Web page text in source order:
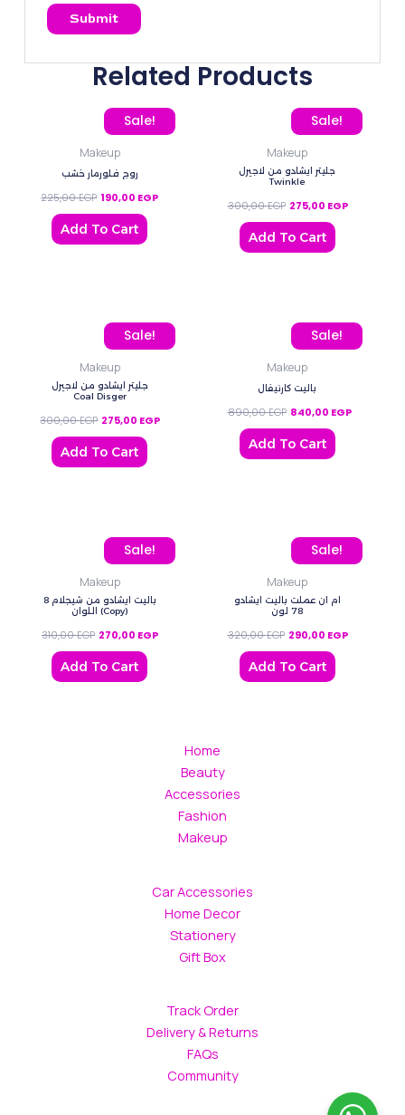
Related Products
Sale!
Makeup
روج فلورمار خشب
225,00EGP
Original price was: 225,00 EGP.
190,00 EGP
Current price is: 190,00 EGP.
Add To Cart
Sale!
Makeup
جليتر ايشادو من لاجيرل
Twinkle
300,00EGP
Original price was:
275,00 EGP
Current
Add To Cart
Sale!
Makeup
جليتر ايشادو من لاجيرل
Coal Disger
300,00EGP
Original price was: 300,00 EGP.
275,00 EGP
Current price is: 275,00 EGP.
Add To Cart
Sale!
Makeup
باليت كارنيفال
890,00EGP
Original price was:
840,00 EGP
Current
Add To Cart
Sale!
Makeup
باليت ايشادو من شيجلام 8
اللوان (Copy)
310,00EGP
Original price was: 310,00 EGP.
270,00 EGP
Current price is: 270,00 EGP.
Add To Cart
Sale!
Makeup
ام ان عملت باليت ايشادو
78 لون
320,00EGP
Original price was:
290,00 EGP
Current
Add To Cart
Home
Beauty
Accessories
Fashion
Makeup
Car Accessories
Home Decor
Stationery
Gift Box
Track Order
Delivery & Returns
FAQs
Community